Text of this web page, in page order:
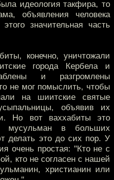
идеология такфира, то
объявления человека
значительная часть
конечно, уничтожали
города Кербела и
и разгромлены
не мог помыслить, чтобы
на шиитские святые
объявив их
Но вот ваххабиты это
мусульман в больших
делать это до сих пор. У
очень простая: "Кто не с
кто не согласен с нашей
христианин или